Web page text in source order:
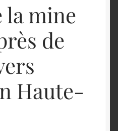
la mine
de
Haute-